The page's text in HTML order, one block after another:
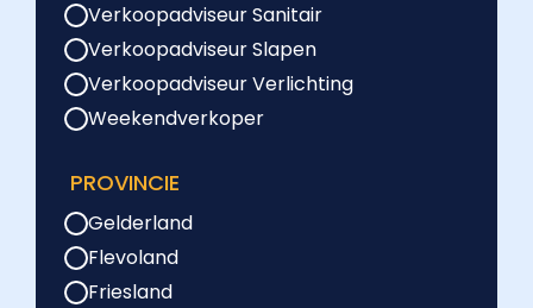
Verkoopadviseur Sanitair
Verkoopadviseur Slapen
Verkoopadviseur Verlichting
Weekendverkoper
PROVINCIE
Gelderland
Flevoland
Friesland